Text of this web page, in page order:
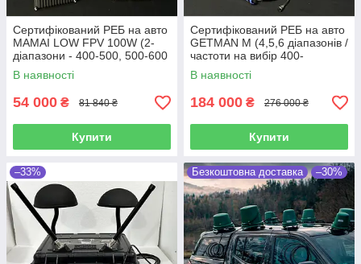
Сертифікований РЕБ на авто
MAMAI LOW FPV 100W (2-
діапазони - 400-500, 500-600
Мгц.)
В наявності
54 000 ₴ 81 840 ₴
Купити
Сертифікований РЕБ на авто
GETMAN M (4,5,6 діапазонів /
частоти на вибір 400-
5800МГц)
В наявності
184 000 ₴ 276 000 ₴
Купити
–33% Безкоштовна доставка –30%